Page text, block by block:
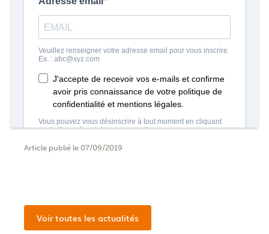
Article publié le 07/09/2019
Voir toutes les actualités